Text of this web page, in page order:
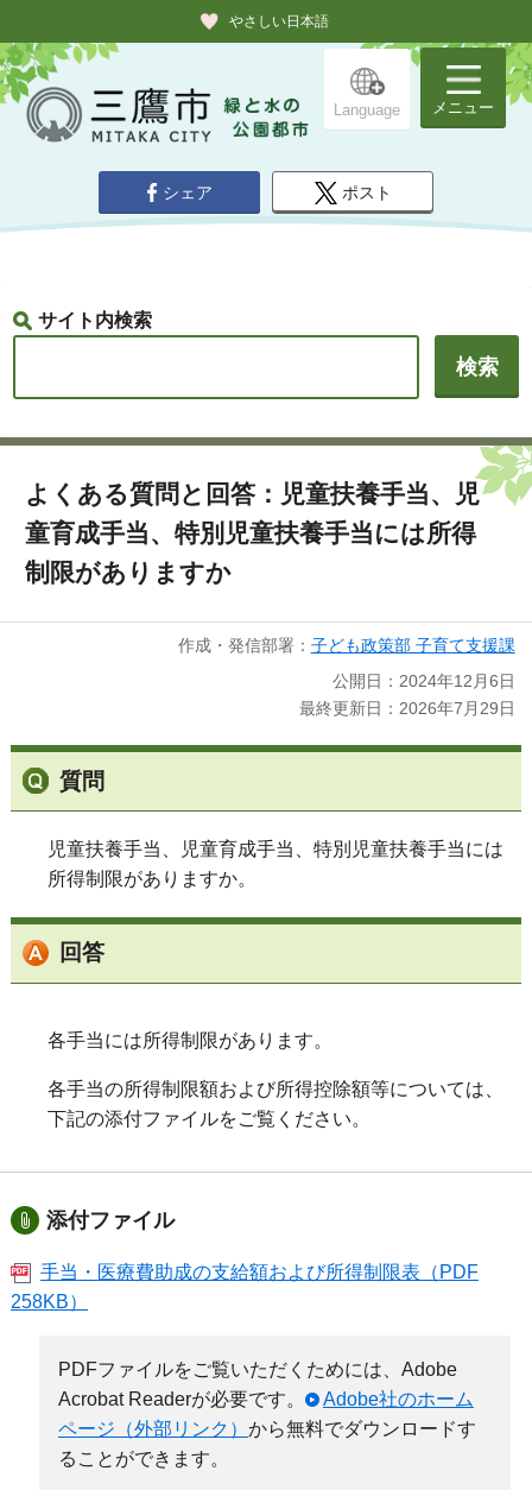
やさしい日本語
Language メニュー
シェア ポスト
サイト内検索
よくある質問と回答：児童扶養手当、児
童育成手当、特別児童扶養手当には所得
制限がありますか
作成・発信部署： 子ども政策部 子育て支援課
公開日：2024年12月6日
最終更新日：2026年7月29日
質問
児童扶養手当、児童育成手当、特別児童扶養手当には
所得制限がありますか。
回答
各手当には所得制限があります。
各手当の所得制限額および所得控除額等については、
下記の添付ファイルをご覧ください。
添付ファイル
手当・医療費助成の支給額および所得制限表（PDF
258KB）
PDFファイルをご覧いただくためには、Adobe
Acrobat Readerが必要です。
Adobe社のホーム
ページ（外部リンク） から無料でダウンロードす
ることができます。